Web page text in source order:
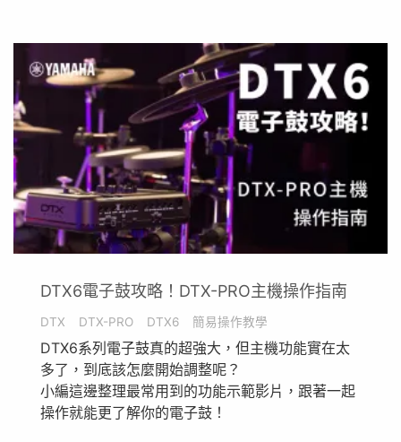
DTX6電子鼓攻略！DTX-PRO主機操作指南
DTX DTX-PRO DTX6 簡易操作教學
DTX6系列電子鼓真的超強大，但主機功能實在太
多了，到底該怎麼開始調整呢？
小編這邊整理最常用到的功能示範影片，跟著一起
操作就能更了解你的電子鼓！